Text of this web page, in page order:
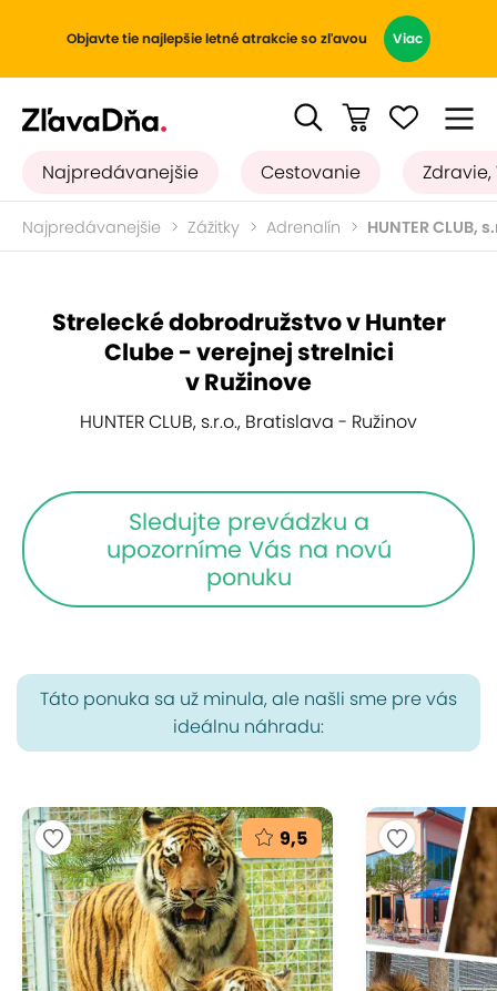
Objavte tie najlepšie letné atrakcie so zľavou Viac
Najpredávanejšie Cestovanie Zdravie,
Najpredávanejšie Zážitky Adrenalín HUNTER CLUB,
Strelecké dobrodružstvo v Hunter
Clube - verejnej strelnici
v Ružinove
HUNTER CLUB, s.r.o., Bratislava - Ružinov
Sledujte prevádzku a
upozorníme Vás na novú
ponuku
Táto ponuka sa už minula, ale našli sme pre vás
ideálnu náhradu:
9,5